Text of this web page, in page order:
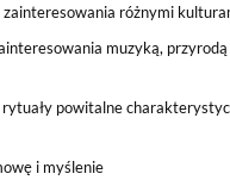
zainteresowania różnymi
muzyką,
rytuały powitalne
i myślenie